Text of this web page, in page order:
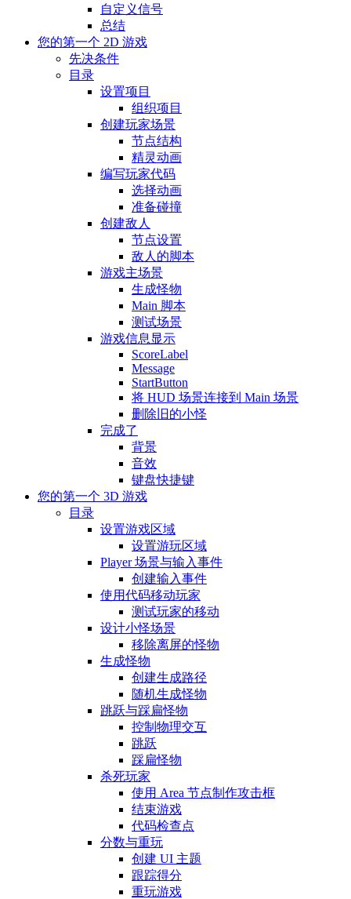
自定义信号
总结
您的第一个 2D 游戏
先决条件
目录
设置项目
组织项目
创建玩家场景
节点结构
精灵动画
编写玩家代码
选择动画
准备碰撞
创建敌人
节点设置
敌人的脚本
游戏主场景
生成怪物
Main 脚本
测试场景
游戏信息显示
ScoreLabel
Message
StartButton
将 HUD 场景连接到 Main 场景
删除旧的小怪
完成了
背景
音效
键盘快捷键
您的第一个 3D 游戏
目录
设置游戏区域
设置游玩区域
Player 场景与输入事件
创建输入事件
使用代码移动玩家
测试玩家的移动
设计小怪场景
移除离屏的怪物
生成怪物
创建生成路径
随机生成怪物
跳跃与踩扁怪物
控制物理交互
跳跃
踩扁怪物
杀死玩家
使用 Area 节点制作攻击框
结束游戏
代码检查点
分数与重玩
创建 UI 主题
跟踪得分
重玩游戏